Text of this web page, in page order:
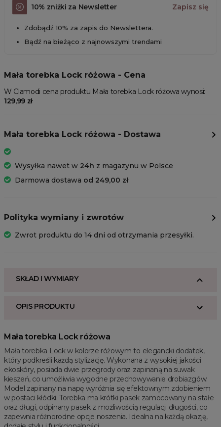
10% zniżki za Newsletter Zapisz się
Zdobądź 10% za zapis do Newslettera.
Bądź na bieżąco z najnowszymi trendami
Mała torebka Lock różowa - Cena
W Clamodi cena produktu Mała torebka Lock różowa wynosi:
129,99 zł
Mała torebka Lock różowa - Dostawa
Wysyłka nawet w 24h z magazynu w Polsce
Darmowa dostawa od 249,00 zł
Polityka wymiany i zwrotów
Zwrot produktu do 14 dni od otrzymania przesyłki.
SKŁAD I WYMIARY
OPIS PRODUKTU
Mała torebka Lock różowa
Mała torebka Lock w kolorze różowym to elegancki dodatek,
który podkreśli każdą stylizację. Wykonana z wysokiej jakości
ekoskóry, posiada dwie przegrody oraz zapinaną na suwak
kieszeń, co umożliwia wygodne przechowywanie drobiazgów.
Model zapinany na napę wyróżnia się efektownym zdobieniem
w postaci kłódki. Torebka ma krótki pasek zamocowany na stałe
oraz długi, odpinany pasek z możliwością regulacji długości, co
zapewnia różnorodne opcje noszenia. Idealna na każdą okazję,